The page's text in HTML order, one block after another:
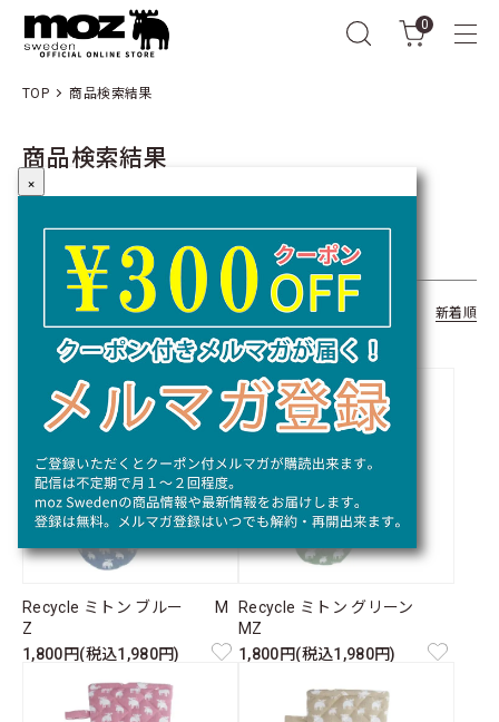
0
TOP 商品検索結果
商品検索結果
全15商品 おすすめ順 新着順
Recycle ミトン ブルー M
Z
1,800円(税込1,980円)
Recycle ミトン グリーン
MZ
1,800円(税込1,980円)
×